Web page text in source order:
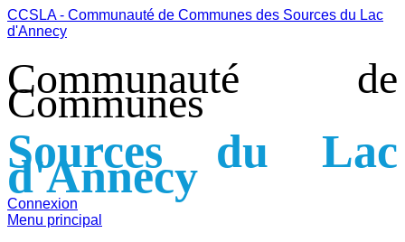
CCSLA - Communauté de Communes des Sources du Lac
d'Annecy
Communauté de
Communes
Sources du Lac
d'Annecy
Connexion
Menu principal